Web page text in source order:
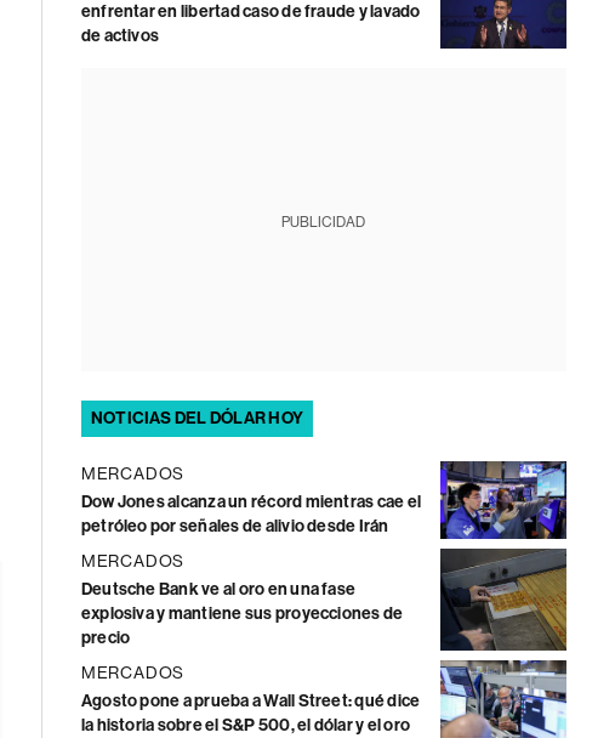
enfrentar en libertad caso de fraude y lavado
de activos
PUBLICIDAD
NOTICIAS DEL DÓLAR HOY
MERCADOS
Dow Jones alcanza un récord mientras cae el
petróleo por señales de alivio desde Irán
MERCADOS
Deutsche Bank ve al oro en una fase
explosiva y mantiene sus proyecciones de
precio
MERCADOS
Agosto pone a prueba a Wall Street: qué dice
la historia sobre el S&P 500, el dólar y el oro